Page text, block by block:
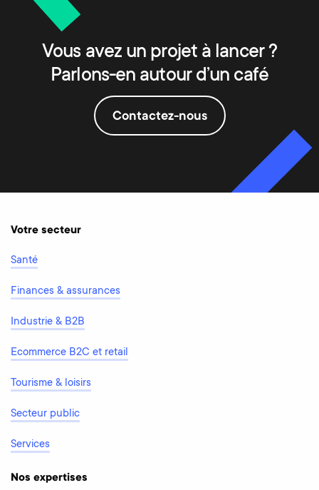
Vous avez un projet à lancer ?
Parlons-en autour d’un café
Contactez-nous
Votre secteur
Santé
Finances & assurances
Industrie & B2B
Ecommerce B2C et retail
Tourisme & loisirs
Secteur public
Services
Nos expertises